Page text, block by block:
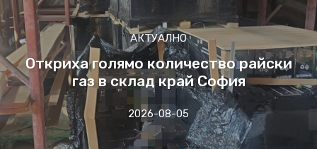
АКТУАЛНО
Откриха голямо количество райски
газ в склад край София
2026-08-05